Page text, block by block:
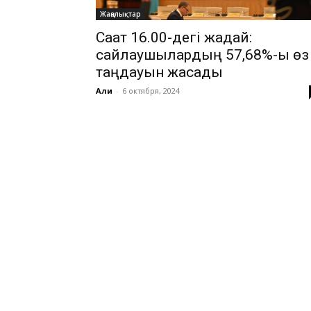
Жаңалықтар
Сағат 16.00-дегі жағдай:
сайлаушылардың 57,68%-ы өз
таңдауын жасады
Али - 6 октября, 2024